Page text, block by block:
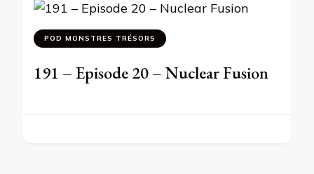
POD MONSTRES TRÉSORS
191 – Episode 20 – Nuclear Fusion